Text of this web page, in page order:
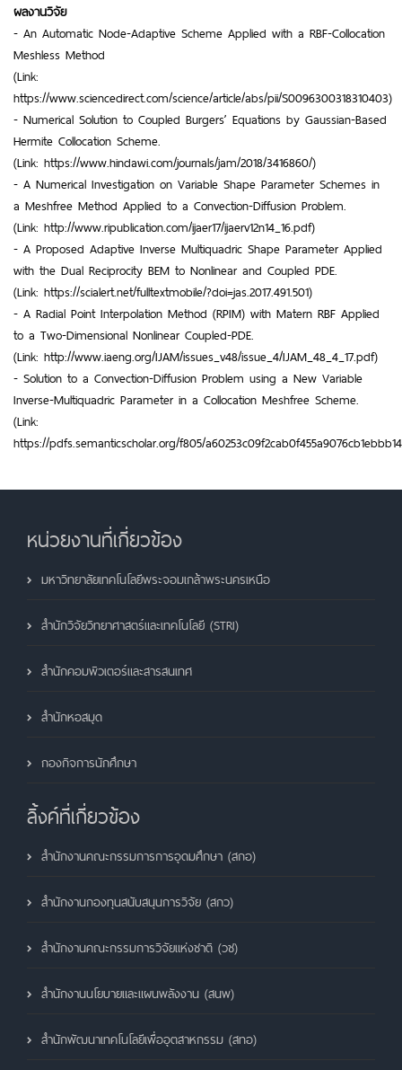
ผลงานวิจัย
- An Automatic Node-Adaptive Scheme Applied with a RBF-Collocation
Meshless Method
(Link:
https://www.sciencedirect.com/science/article/abs/pii/S0096300318310403)
- Numerical Solution to Coupled Burgers’ Equations by Gaussian-Based
Hermite Collocation Scheme.
(Link: https://www.hindawi.com/journals/jam/2018/3416860/)
- A Numerical Investigation on Variable Shape Parameter Schemes in
a Meshfree Method Applied to a Convection-Diffusion Problem.
(Link: http://www.ripublication.com/ijaer17/ijaerv12n14_16.pdf)
- A Proposed Adaptive Inverse Multiquadric Shape Parameter Applied
with the Dual Reciprocity BEM to Nonlinear and Coupled PDE.
(Link: https://scialert.net/fulltextmobile/?doi=jas.2017.491.501)
- A Radial Point Interpolation Method (RPIM) with Matern RBF Applied
to a Two-Dimensional Nonlinear Coupled-PDE.
(Link: http://www.iaeng.org/IJAM/issues_v48/issue_4/IJAM_48_4_17.pdf)
- Solution to a Convection-Diffusion Problem using a New Variable
Inverse-Multiquadric Parameter in a Collocation Meshfree Scheme.
(Link:
https://pdfs.semanticscholar.org/f805/
หน่วยงานที่เกี่ยวข้อง
มหาวิทยาลัยเทคโนโลยีพระจอมเกล้าพระนครเหนือ
สำนักวิจัยวิทยาศาสตร์และเทคโนโลยี (STRI)
สำนักคอมพิวเตอร์และสารสนเทศ
สำนักหอสมุด
กองกิจการนักศึกษา
ลิ้งค์ที่เกี่ยวข้อง
สำนักงานคณะกรรมการการอุดมศึกษา (สกอ)
สำนักงานกองทุนสนับสนุนการวิจัย (สกว)
สำนักงานคณะกรรมการวิจัยแห่งชาติ (วช)
สำนักงานนโยบายและแผนพลังงาน (สนพ)
สำนักพัฒนาเทคโนโลยีเพื่ออุตสาหกรรม (สทอ)